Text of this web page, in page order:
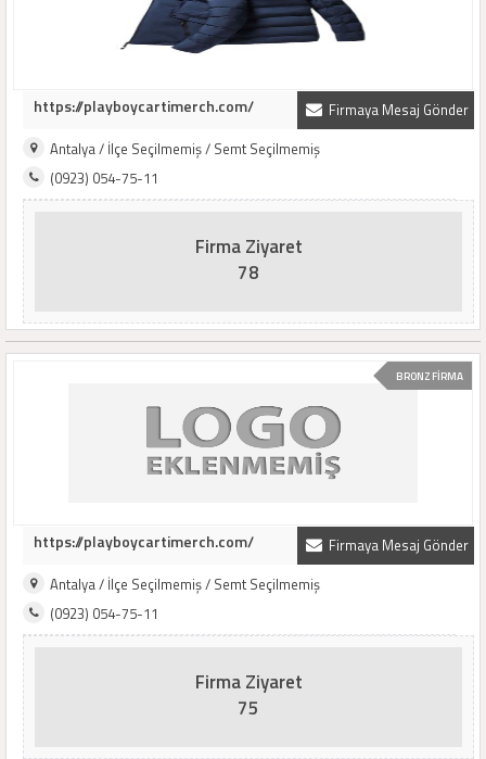
Firmaya Mesaj Gönder
https://playboycartimerch.com/
Antalya / İlçe Seçilmemiş / Semt Seçilmemiş
(0923) 054-75-11
Firma Ziyaret
78
BRONZ FİRMA
Firmaya Mesaj Gönder
https://playboycartimerch.com/
Antalya / İlçe Seçilmemiş / Semt Seçilmemiş
(0923) 054-75-11
Firma Ziyaret
75